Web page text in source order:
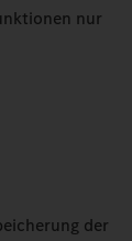
nur
der